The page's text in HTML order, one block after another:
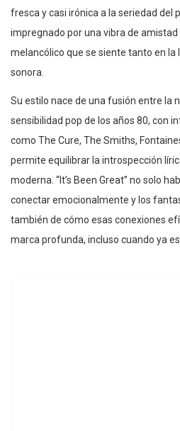
fresca y casi irónica a la seriedad del
impregnado por una vibra de
melancólico que se siente tanto en la
sonora.
Su estilo nace de una fusión entre la
sensibilidad pop de los años 80, con
como The Cure, The Smiths,
permite equilibrar la introspección
moderna. “It’s Been Great” no solo
conectar emocionalmente y los
también de cómo esas conexiones
marca profunda, incluso cuando ya